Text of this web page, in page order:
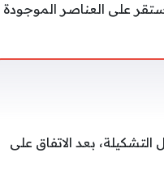
على العناصر الموجودة
بعد الاتفاق على